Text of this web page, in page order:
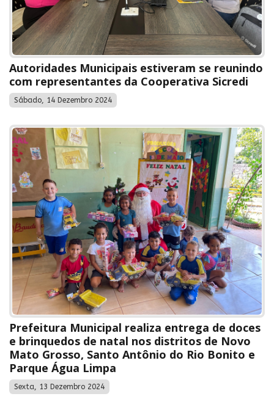
Autoridades Municipais estiveram se reunindo
com representantes da Cooperativa Sicredi
Sábado, 14 Dezembro 2024
Prefeitura Municipal realiza entrega de doces
e brinquedos de natal nos distritos de Novo
Mato Grosso, Santo Antônio do Rio Bonito e
Parque Água Limpa
Sexta, 13 Dezembro 2024